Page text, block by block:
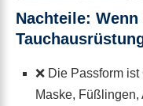
Nachteile:
❌ Die Passform
Maske, Füßlingen,